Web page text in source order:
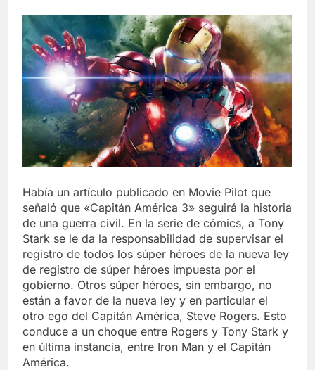
Había un artículo publicado en Movie Pilot que
señaló que «Capitán América 3» seguirá la historia
de una guerra civil. En la serie de cómics, a Tony
Stark se le da la responsabilidad de supervisar el
registro de todos los súper héroes de la nueva ley
de registro de súper héroes impuesta por el
gobierno. Otros súper héroes, sin embargo, no
están a favor de la nueva ley y en particular el
otro ego del Capitán América, Steve Rogers. Esto
conduce a un choque entre Rogers y Tony Stark y
en última instancia, entre Iron Man y el Capitán
América.